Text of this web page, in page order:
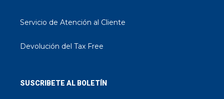
Servicio de Atención al Cliente
Devolución del Tax Free
SUSCRIBETE AL BOLETÍN